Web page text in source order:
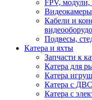
FPV,
Видеокамеры
Кабели и
Подвесы,
Катера и яхты
Запчасти к
Катера для
Катера
Катера с ДВС
Катера с